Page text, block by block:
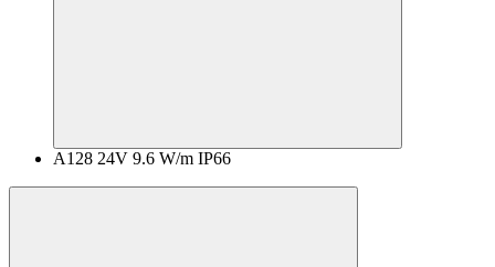
A128 24V 9.6 W/m IP66